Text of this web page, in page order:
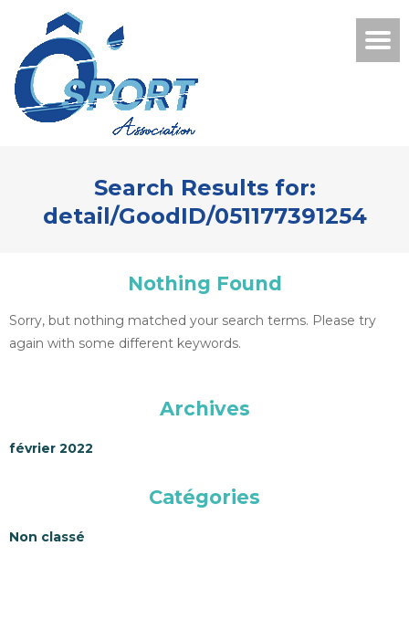
Search Results for:
detail/GoodID/051177391254
Nothing Found
Sorry, but nothing matched your search terms. Please try
again with some different keywords.
Archives
février 2022
Catégories
Non classé